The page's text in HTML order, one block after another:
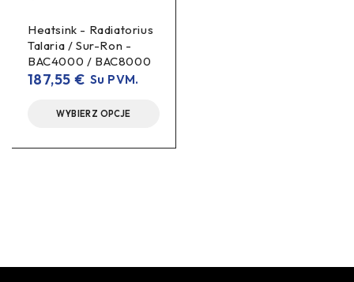
Heatsink - Radiatorius
Talaria / Sur-Ron -
BAC4000 / BAC8000
187,55 € Su PVM.
WYBIERZ OPCJE